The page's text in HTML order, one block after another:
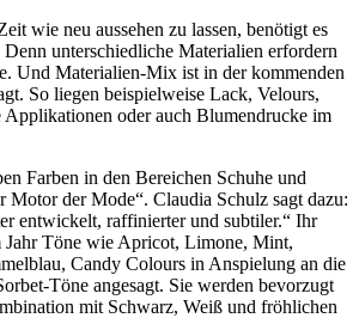
wie neu aussehen zu lassen, benötigt es
unterschiedliche Materialien erfordern
Und Materialien-Mix ist in der kommenden
So liegen beispielweise Lack, Velours,
oder auch Blumendrucke im
Farben in den Bereichen Schuhe und
Motor der Mode“. Claudia Schulz sagt dazu:
entwickelt, raffinierter und subtiler.“ Ihr
Jahr Töne wie Apricot, Limone, Mint,
Candy Colours in Anspielung an die
Töne angesagt. Sie werden bevorzugt
mit Schwarz, Weiß und fröhlichen